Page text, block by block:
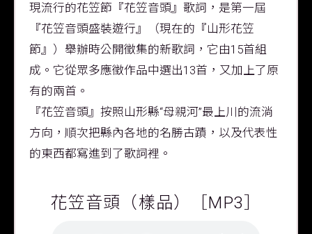
現流行的花笠節『花笠音頭』歌詞，是第一屆
『花笠音頭盛裝遊行』（現在的『山形花笠
節』）舉辦時公開徵集的新歌詞，它由15首組
成。它從眾多應徵作品中選出13首，又加上了原
有的兩首。
『花笠音頭』按照山形縣“母親河”最上川的流淌
方向，順次把縣內各地的名勝古蹟，以及代表性
的東西都寫進到了歌詞裡。
花笠音頭（樣品）［MP3］